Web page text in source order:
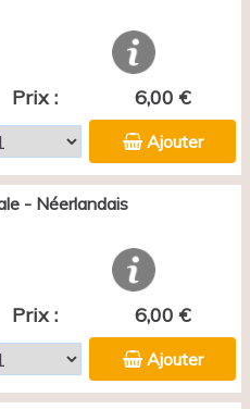
Prix : 6,00 €
Ajouter
- Néerlandais
Prix : 6,00 €
Ajouter